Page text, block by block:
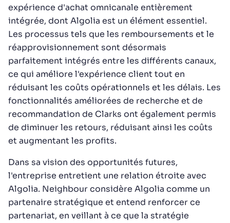
expérience d'achat omnicanale entièrement
intégrée, dont Algolia est un élément essentiel.
Les processus tels que les remboursements et le
réapprovisionnement sont désormais
parfaitement intégrés entre les différents canaux,
ce qui améliore l'expérience client tout en
réduisant les coûts opérationnels et les délais. Les
fonctionnalités améliorées de recherche et de
recommandation de Clarks ont également permis
de diminuer les retours, réduisant ainsi les coûts
et augmentant les profits.
Dans sa vision des opportunités futures,
l'entreprise entretient une relation étroite avec
Algolia. Neighbour considère Algolia comme un
partenaire stratégique et entend renforcer ce
partenariat, en veillant à ce que la stratégie